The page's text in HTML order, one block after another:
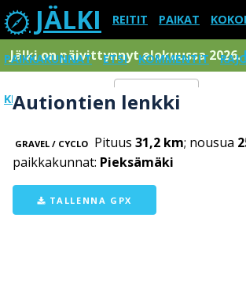
JÄLKI REITIT PAIKAT
PAIKKAKUNNAT ETSI KOMMENTIT
KIRJAUDU SISÄÄN Menu
Jälki on päivittynnyt elokuussa 2026.
Autiontien lenkki
GRAVEL / CYCLO Pituus 31,2 km; nousua
paikkakunnat: Pieksämäki
TALLENNA GPX